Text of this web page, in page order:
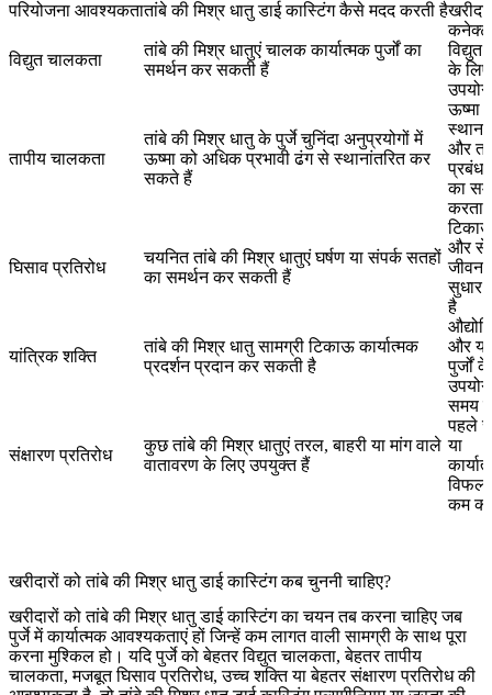
परियोजना आवश्यकतातांबे की मिश्र धातु डाई कास्टिंग कैसे मदद करती है
विद्युत चालकता
तांबे की मिश्र धातुएं चालक कार्यात्मक पुर्जों का
समर्थन कर सकती हैं
विद्युत
के लिए
तापीय चालकता
तांबे की मिश्र धातु के पुर्जे चुनिंदा अनुप्रयोगों में
ऊष्मा को अधिक प्रभावी ढंग से स्थानांतरित कर
सकते हैं
ऊष्मा
और
प्रबंधन
का
करता
घिसाव प्रतिरोध
चयनित तांबे की मिश्र धातुएं घर्षण या संपर्क सतहों
का समर्थन कर सकती हैं
और
जीवन
सुधार
है
यांत्रिक शक्ति
तांबे की मिश्र धातु सामग्री टिकाऊ कार्यात्मक
प्रदर्शन प्रदान कर सकती है
और
पुर्जों
संक्षारण प्रतिरोध
कुछ तांबे की मिश्र धातुएं तरल, बाहरी या मांग वाले
वातावरण के लिए उपयुक्त हैं
समय
पहले
या
कम
खरीदारों को तांबे की मिश्र धातु डाई कास्टिंग कब चुननी चाहिए?
खरीदारों को तांबे की मिश्र धातु डाई कास्टिंग का चयन तब करना चाहिए जब
पुर्जे में कार्यात्मक आवश्यकताएं हों जिन्हें कम लागत वाली सामग्री के साथ पूरा
करना मुश्किल हो। यदि पुर्जे को बेहतर विद्युत चालकता, बेहतर तापीय
चालकता, मजबूत घिसाव प्रतिरोध, उच्च शक्ति या बेहतर संक्षारण प्रतिरोध की